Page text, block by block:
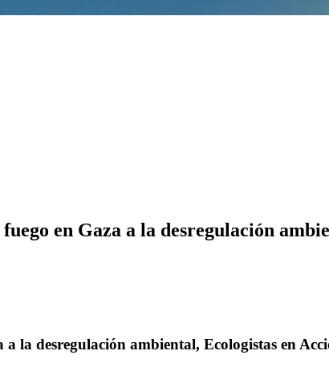
en Gaza a la desregulación
la desregulación ambiental, Ecologistas en